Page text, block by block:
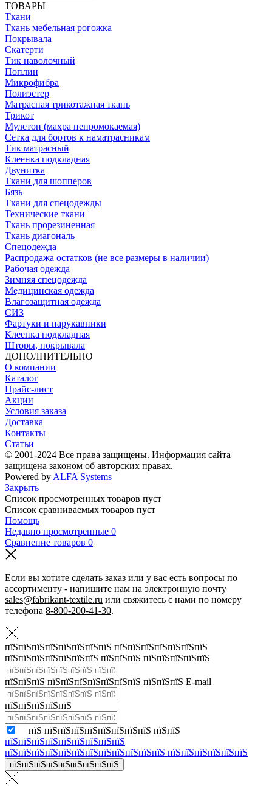
ТОВАРЫ
Ткани
Ткань мебельная рогожка
Покрывала
Скатерти
Тик наволочный
Поплин
Микрофибра
Полиэстер
Матрасная трикотажная ткань
Трикот
Мулетон (махра непромокаемая)
Сетка для бортов к наматрасникам
Тик матрасный
Клеенка подкладная
Двунитка
Ткани для шопперов
Бязь
Ткани для спецодежды
Технические ткани
Ткань прорезиненная
Ткань диагональ
Спецодежда
Распродажа остатков (не все размеры в наличии)
Рабочая одежда
Зимняя спецодежда
Медицинская одежда
Влагозащитная одежда
СИЗ
Фартуки и нарукавники
Клеенка подкладная
Шторы, покрывала
ДОПОЛНИТЕЛЬНО
О компании
Каталог
Прайс-лист
Акции
Условия заказа
Доставка
Контакты
Статьи
© 2001-2024 Все права защищены. Информация сайта
защищена законом об авторских правах.
Powered by ALFA Systems
Закрыть
Список просмотренных товаров пуст
Список сравниваемых товаров пуст
Помощь
Недавно просмотренные 0
Сравнение товаров 0
Если вы хотите сделать заказ или у вас есть вопросы по
ассортименту - напишите нам на электронную почту
sales@fabrikant-textile.ru или свяжитесь с нами по номеру
телефона 8-800-200-41-30.
пїЅпїЅпїЅпїЅпїЅпїЅпїЅпїЅ пїЅпїЅпїЅпїЅпїЅпїЅпїЅ
пїЅпїЅпїЅпїЅпїЅпїЅпїЅ пїЅпїЅпїЅ пїЅпїЅпїЅпїЅпїЅ
пїЅпїЅпїЅ пїЅпїЅпїЅпїЅпїЅпїЅпїЅ пїЅпїЅпїЅ E-mail
пїЅпїЅпїЅпїЅпїЅ
пїЅ пїЅпїЅпїЅпїЅпїЅпїЅпїЅпїЅ пїЅпїЅ
пїЅпїЅпїЅпїЅпїЅпїЅпїЅпїЅпїЅ
пїЅпїЅпїЅпїЅпїЅпїЅпїЅпїЅпїЅпїЅпїЅпїЅ пїЅпїЅпїЅпїЅпїЅпїЅ
пїЅпїЅпїЅпїЅпїЅпїЅпїЅпїЅпїЅ